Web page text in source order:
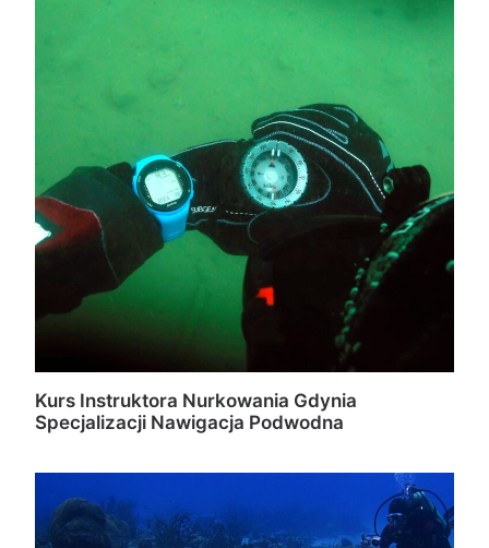
Kurs Instruktora Nurkowania Gdynia
Specjalizacji Nawigacja Podwodna